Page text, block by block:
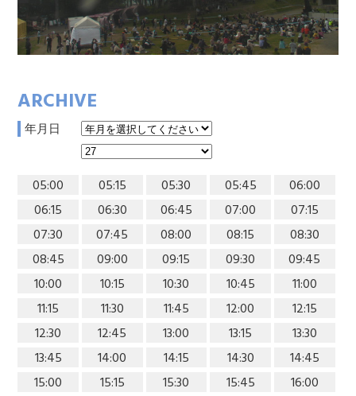
ARCHIVE
年月日
05:00 05:15 05:30 05:45
06:00
06:15
06:30 06:45 07:00
07:15
07:30
07:45 08:00 08:15
08:30
08:45
09:00 09:15 09:30
09:45
10:00
10:15 10:30 10:45
11:00
11:15
11:30 11:45 12:00
12:15
12:30
12:45 13:00 13:15
13:30
13:45
14:00 14:15 14:30
14:45
15:00
15:15 15:30 15:45
16:00